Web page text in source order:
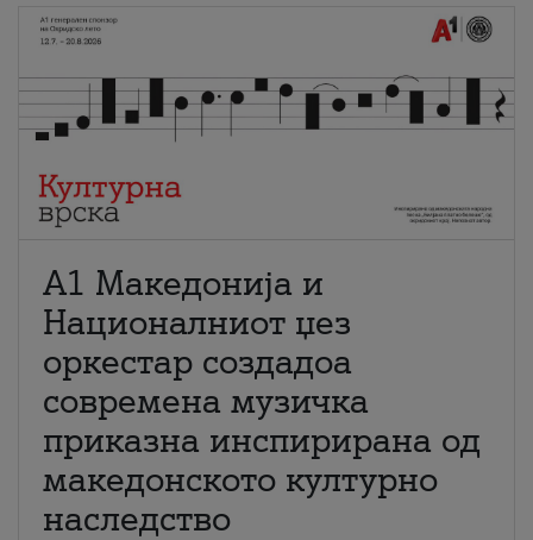
А1 Македонија и
Националниот џез
оркестар создадоа
современа музичка
приказна инспирирана од
македонското културно
наследство